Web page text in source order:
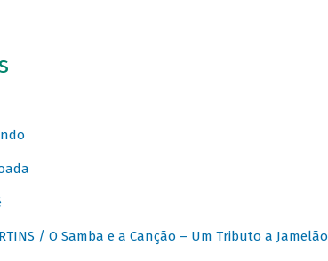
/ O Samba e a Canção – Um Tributo a Jamelão